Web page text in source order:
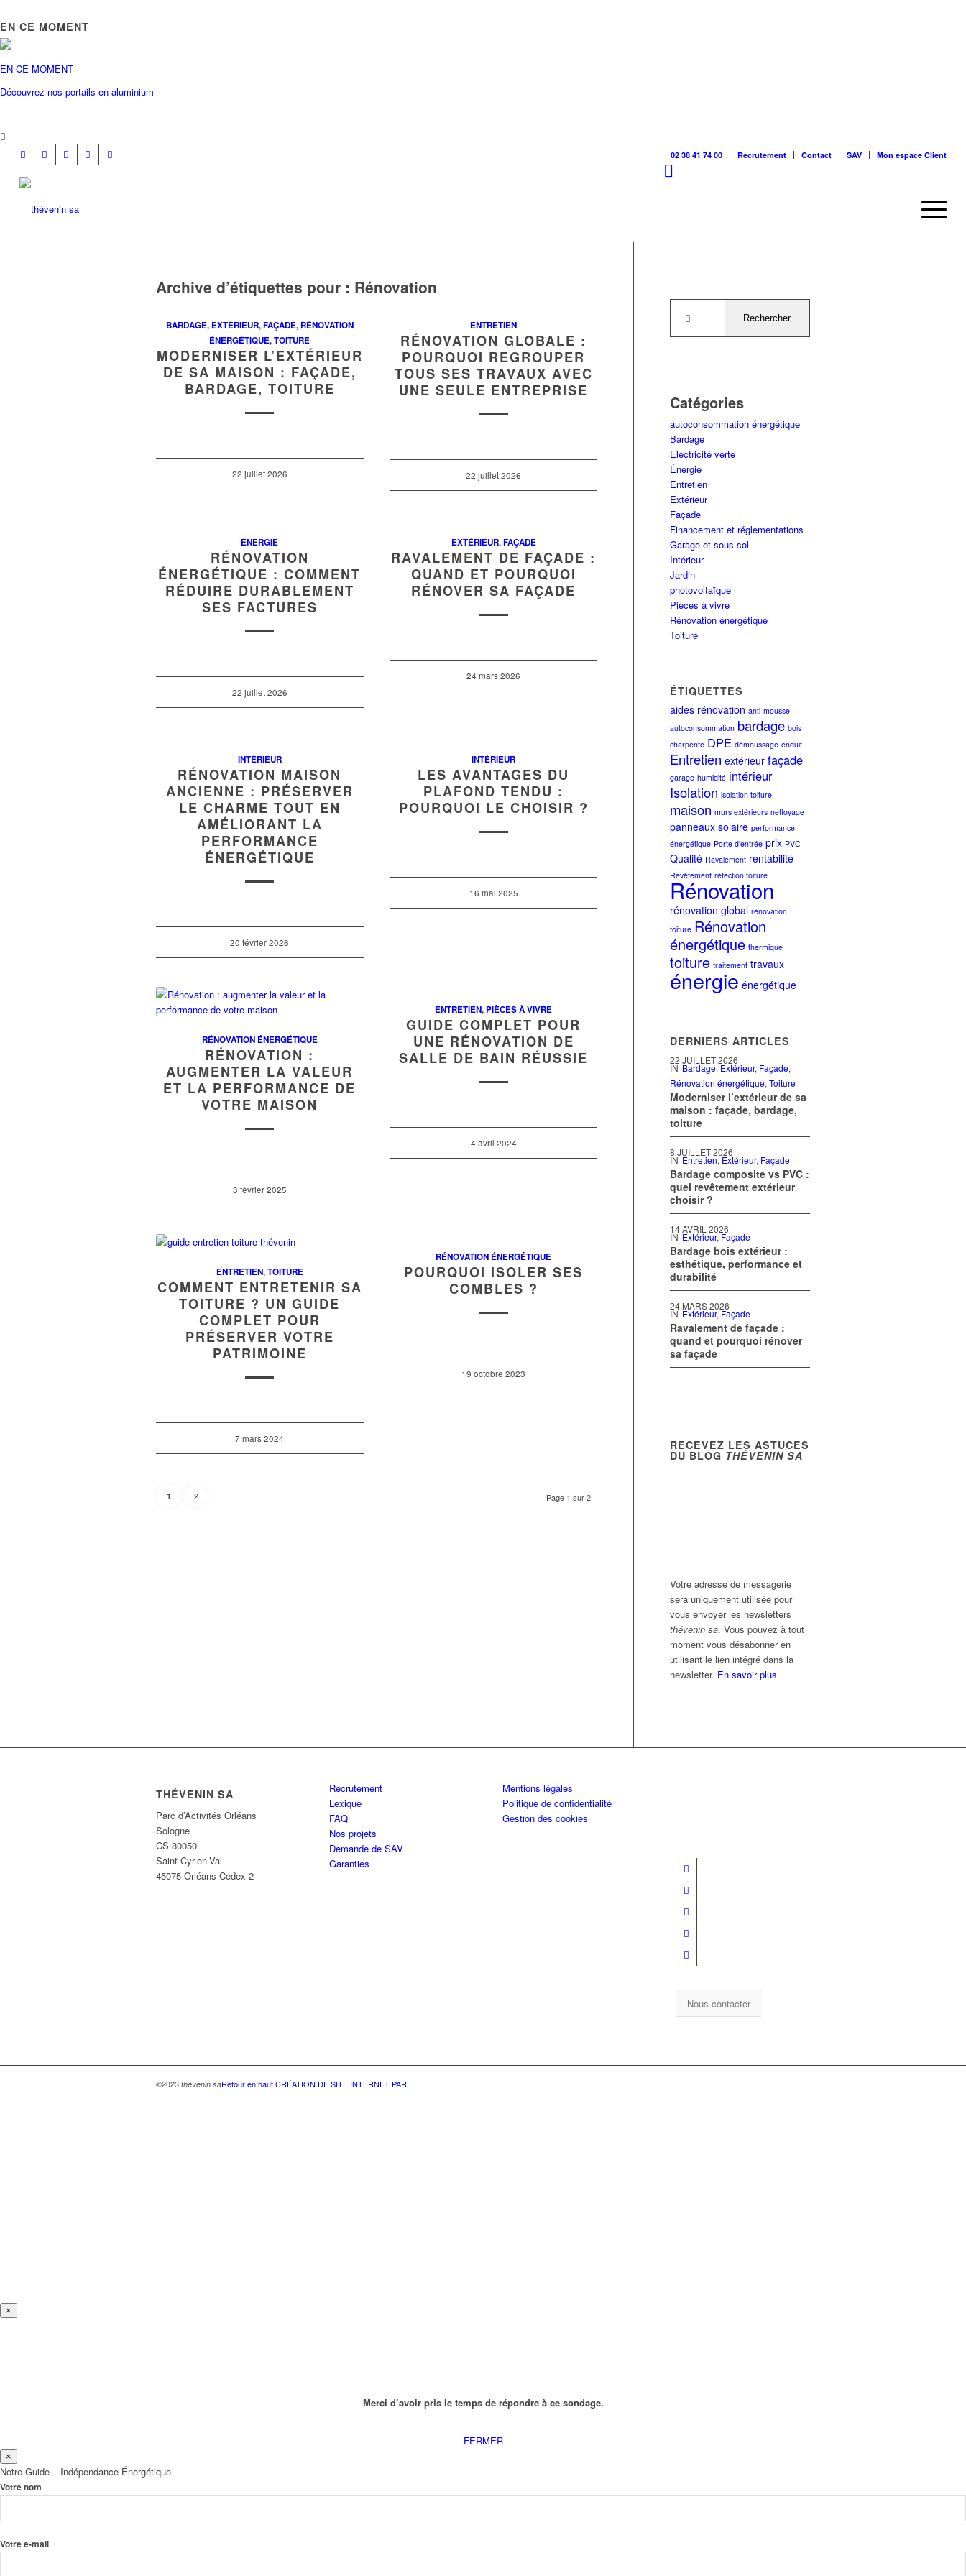
EN CE MOMENT
EN CE MOMENT
Découvrez nos portails en aluminium

02 38 41 74 00 Recrutement Contact SAV Mon espace Client
Archive d’étiquettes pour : Rénovation
BARDAGE, EXTÉRIEUR,FAÇADE, RÉNOVATION
ÉNERGÉTIQUE,TOITURE
MODERNISER L’EXTÉRIEUR
DE SA MAISON : FAÇADE,
BARDAGE, TOITURE
22 juillet 2026
ENTRETIEN
RÉNOVATION GLOBALE :
POURQUOI REGROUPER
TOUS SES TRAVAUX AVEC
UNE SEULE ENTREPRISE
22 juillet 2026
ÉNERGIE
RÉNOVATION
ÉNERGÉTIQUE : COMMENT
RÉDUIRE DURABLEMENT
SES FACTURES
22 juillet 2026
EXTÉRIEUR,FAÇADE
RAVALEMENT DE FAÇADE :
QUAND ET POURQUOI
RÉNOVER SA FAÇADE
24 mars 2026
INTÉRIEUR
RÉNOVATION MAISON
ANCIENNE : PRÉSERVER
LE CHARME TOUT EN
AMÉLIORANT LA
PERFORMANCE
ÉNERGÉTIQUE
20 février 2026
INTÉRIEUR
LES AVANTAGES DU
PLAFOND TENDU :
POURQUOI LE CHOISIR ?
16 mai 2025
RÉNOVATION ÉNERGÉTIQUE
RÉNOVATION :
AUGMENTER LA VALEUR
ET LA PERFORMANCE DE
VOTRE MAISON
3 février 2025
ENTRETIEN,PIÈCES À VIVRE
GUIDE COMPLET POUR
UNE RÉNOVATION DE
SALLE DE BAIN RÉUSSIE
4 avril 2024
ENTRETIEN,TOITURE
COMMENT ENTRETENIR SA
TOITURE ? UN GUIDE
COMPLET POUR
PRÉSERVER VOTRE
PATRIMOINE
7 mars 2024
RÉNOVATION ÉNERGÉTIQUE
POURQUOI ISOLER SES
COMBLES ?
19 octobre 2023
Page 1 sur 2
1 2
Catégories
autoconsommation énergétique
Bardage
Electricité verte
Énergie
Entretien
Extérieur
Façade
Financement et réglementations
Garage et sous-sol
Intérieur
Jardin
photovoltaïque
Pièces à vivre
Rénovation énergétique
Toiture
ÉTIQUETTES
aides rénovation anti-mousse
autoconsommation bardage bois
charpente DPE démoussage enduit
Entretien extérieur façade
garage humidité intérieur
Isolation isolation toiture
maison murs extérieurs nettoyage
panneaux solaire performance
énergétique Porte d'entrée prix PVC
Qualité Ravalement rentabilité
Revêtement réfection toiture
Rénovation
rénovation global rénovation
toiture Rénovation
énergétique thermique
toiture traitement travaux
énergie énergétique
DERNIERS ARTICLES
22 JUILLET 2026
IN Bardage,Extérieur, Façade,
Rénovation énergétique,Toiture
Moderniser l’extérieur de sa
maison : façade, bardage,
toiture
8 JUILLET 2026
IN Entretien,Extérieur, Façade
Bardage composite vs PVC :
quel revêtement extérieur
choisir ?
14 AVRIL 2026
IN Extérieur,Façade
Bardage bois extérieur :
esthétique, performance et
durabilité
24 MARS 2026
IN Extérieur,Façade
Ravalement de façade :
quand et pourquoi rénover
sa façade
RECEVEZ LES ASTUCES
DU BLOG THÉVENIN SA
Votre adresse de messagerie
sera uniquement utilisée pour
vous envoyer les newsletters
thévenin sa. Vous pouvez à tout
moment vous désabonner en
utilisant le lien intégré dans la
newsletter. En savoir plus
THÉVENIN SA
Parc d’Activités Orléans
Sologne
CS 80050
Saint-Cyr-en-Val
45075 Orléans Cedex 2
Recrutement
Lexique
FAQ
Nos projets
Demande de SAV
Garanties
Mentions légales
Politique de confidentialité
Gestion des cookies
Nous contacter
©2023 thévenin saRetour en hautCRÉATION DE SITE INTERNET PAR
×
Merci d’avoir pris le temps de répondre à ce sondage.
FERMER
×
Notre Guide – Indépendance Énergétique
Votre nom
Votre e-mail